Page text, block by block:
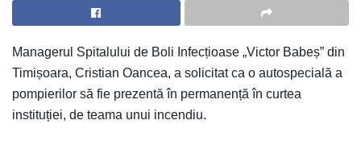
Managerul Spitalului de Boli Infecțioase „Victor Babeș” din
Timișoara, Cristian Oancea, a solicitat ca o autospecială a
pompierilor să fie prezentă în permanență în curtea
instituției, de teama unui incendiu.